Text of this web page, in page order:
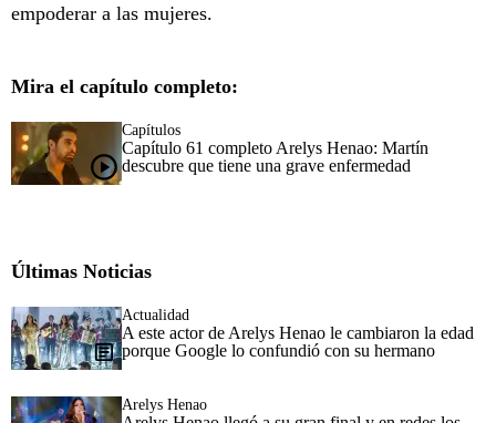
empoderar a las mujeres.
Mira el capítulo completo:
Capítulos
Capítulo 61 completo Arelys Henao: Martín
descubre que tiene una grave enfermedad
Últimas Noticias
Actualidad
A este actor de Arelys Henao le cambiaron la edad
porque Google lo confundió con su hermano
Arelys Henao